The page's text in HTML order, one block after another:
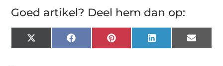
Goed artikel? Deel hem dan op:
X
(Twitter)
FacebookPinterest LinkedIn Email